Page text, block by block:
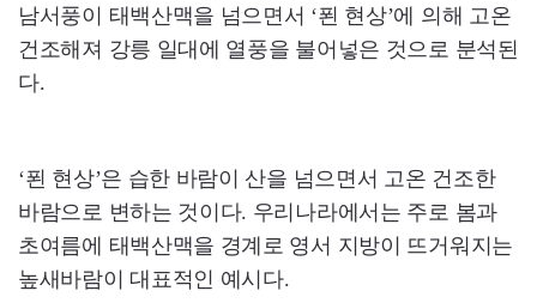
남서풍이 태백산맥을 넘으면서 ‘푄 현상’에 의해 고온
건조해져 강릉 일대에 열풍을 불어넣은 것으로 분석된
다.
‘푄 현상’은 습한 바람이 산을 넘으면서 고온 건조한
바람으로 변하는 것이다. 우리나라에서는 주로 봄과
초여름에 태백산맥을 경계로 영서 지방이 뜨거워지는
높새바람이 대표적인 예시다.